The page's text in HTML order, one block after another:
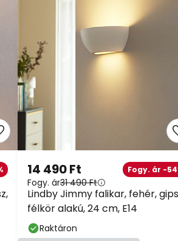
Lindby Jimmy falikar, fehér, gipsz,
félkör alakú, 24 cm, E14
14 490 Ft Fogy. ár -54%
Fogy. ár31 490 Ft
Mennyiségi kedvezmény